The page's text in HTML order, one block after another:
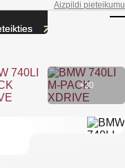
Aizpildi pieteikumu
+30